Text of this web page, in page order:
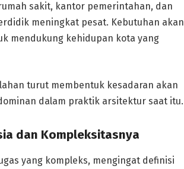
sakit, kantor pemerintahan, dan
meningkat pesat. Kebutuhan akan
mendukung kehidupan kota yang
turut membentuk kesadaran akan
dalam praktik arsitektur saat itu.
dan Kompleksitasnya
yang kompleks, mengingat definisi